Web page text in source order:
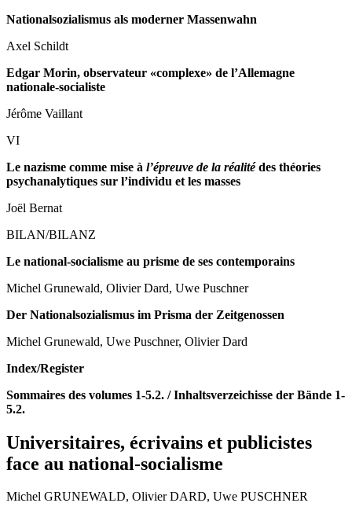
Nationalsozialismus als moderner Massenwahn
Axel Schildt
Edgar Morin, observateur «complexe» de l’Allemagne
nationale-socialiste
Jérôme Vaillant
VI
Le nazisme comme mise à l’épreuve de la réalitédes théories
psychanalytiques sur l’individu et les masses
Joël Bernat
BILAN/BILANZ
Le national-socialisme au prisme de ses contemporains
Michel Grunewald, Olivier Dard, Uwe Puschner
Der Nationalsozialismus im Prisma der Zeitgenossen
Michel Grunewald, Uwe Puschner, Olivier Dard
Index/Register
Sommaires des volumes 1-5.2. / Inhaltsverzeichisse der Bände 1-
5.2.
Universitaires, écrivains et publicistes
face au national-socialisme
Michel GRUNEWALD, Olivier DARD, Uwe PUSCHNER